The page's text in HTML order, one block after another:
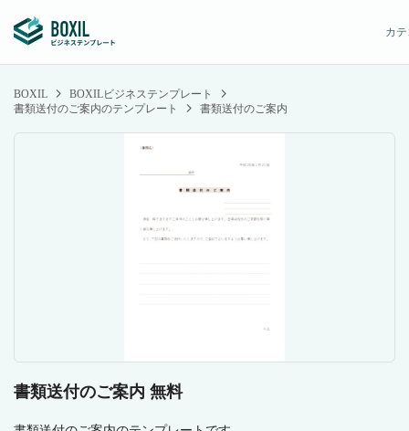
カ
BOXIL
BOXILビジネステンプレート
書類送付のご案内のテンプレート
書類送付のご案内
書類送付のご案内 無料